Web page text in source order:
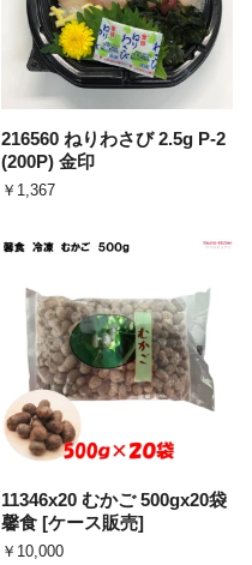
216560 ねりわさび 2.5g P-2
(200P) 金印
￥1,367
11346x20 むかご 500gx20袋
馨食 [ケース販売]
￥10,000